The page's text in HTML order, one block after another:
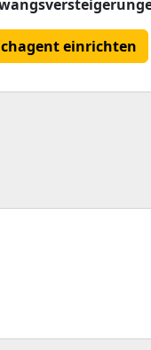
einrichten